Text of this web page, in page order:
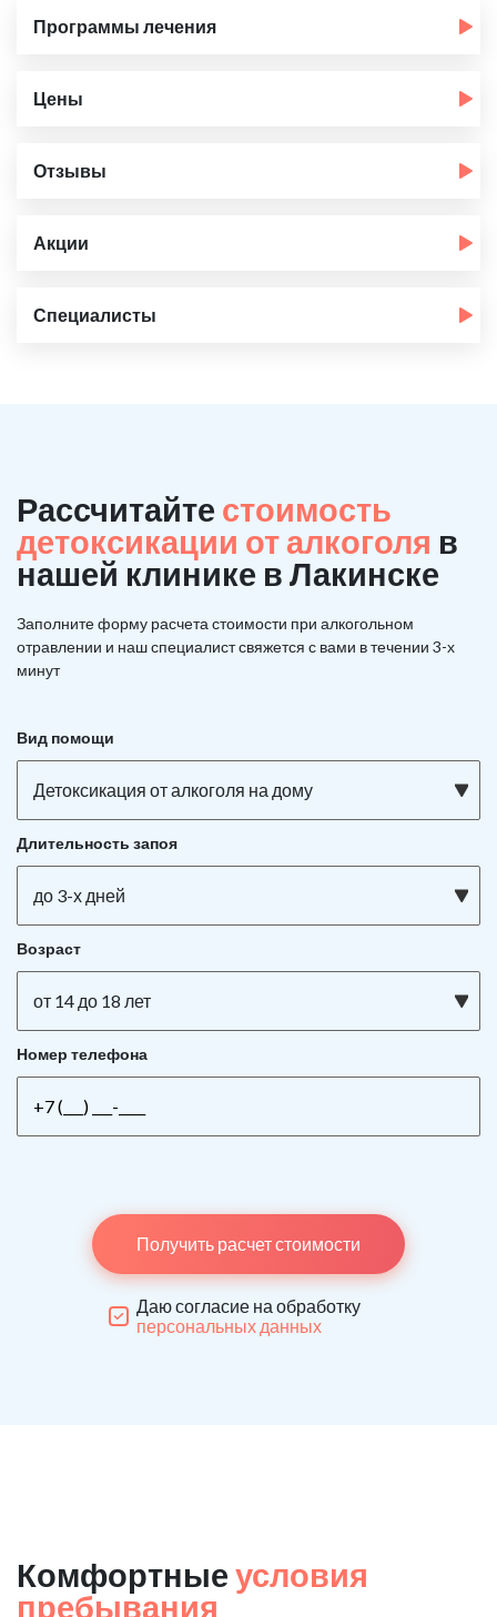
Программы лечения
Цены
Отзывы
Акции
Специалисты
Рассчитайте стоимость
детоксикации от алкоголя в
нашей клинике в Лакинске
Заполните форму расчета стоимости при алкогольном
отравлении и наш специалист свяжется с вами в течении 3-х
минут
Вид помощи
Детоксикация от алкоголя на дому
Длительность запоя
до 3-х дней
Возраст
от 14 до 18 лет
Номер телефона
Получить расчет стоимости
Даю согласие на обработку
персональных данных
Комфортные условия
пребывания